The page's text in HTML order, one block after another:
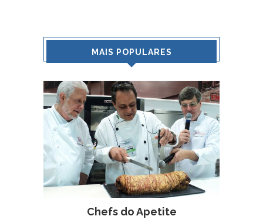
MAIS POPULARES
Chefs do Apetite